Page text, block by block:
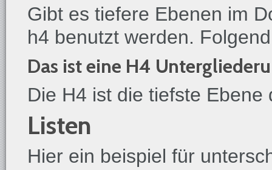
Gibt es tiefere Ebenen im
h4 benutzt werden.
Das ist eine H4
Die H4 ist die tiefste
Listen
Hier ein beispiel für